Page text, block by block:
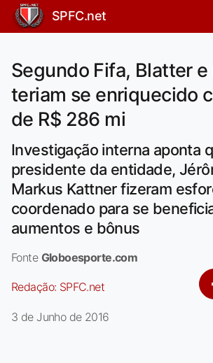
SPFC.net
Segundo Fifa, Blatter
teriam se enriquecido
de R$ 286 mi
Investigação interna aponta
presidente da entidade,
Markus Kattner fizeram
coordenado para se
aumentos e bônus
Fonte Globoesporte.com
Redação: SPFC.net
3 de Junho de 2016